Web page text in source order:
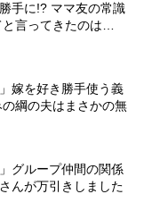
手に!? ママ友の常識
言ってきたのは…
嫁を好き勝手使う義
綱の夫はまさかの無
グループ仲間の関係
んが万引きしました